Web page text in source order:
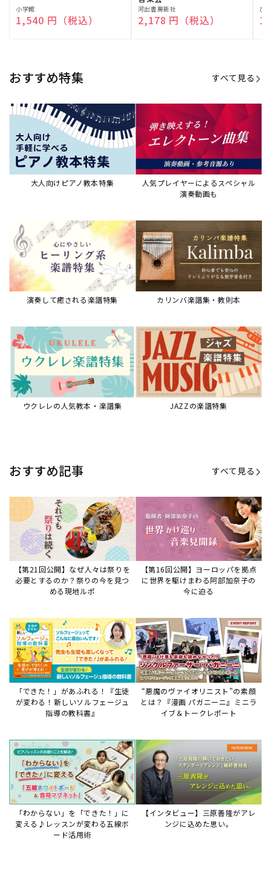
販
売
小学館
通常価格
1,540 円（税込）
販
売
河出書房新社
通常価格
2,178 円（税込）
販
売
ひ
おすすめ特集 すべて見る
大人向けピアノ教本特集
人気プレイヤーによるスペシャル
演奏動画も
演奏して癒される楽譜特集 カリンバ楽譜集・教則本
ウクレレの人気教本・楽譜集 JAZZの楽譜特集
おすすめ記事 すべて見る
【第21回公開】なぜ人々は祭りを
必要とするのか？祭りの今を見つ
める現地ルポ
【第16回公開】ヨーロッパを拠点
に世界を駆けまわる阿部加奈子の
今に迫る
「できた！」があふれる！『生徒
が変わる！新しいソルフェージュ
指導の教科書』
“悪魔のヴァイオリニスト”の素顔
とは？『漫画 パガニーニ』ミニラ
イブ＆トークレポート
「わからない」を「できた！」に
変える♪レッスンが変わる五線ボ
ード活用術
【インタビュー】三原善隆がアレ
ンジに込めた思い。